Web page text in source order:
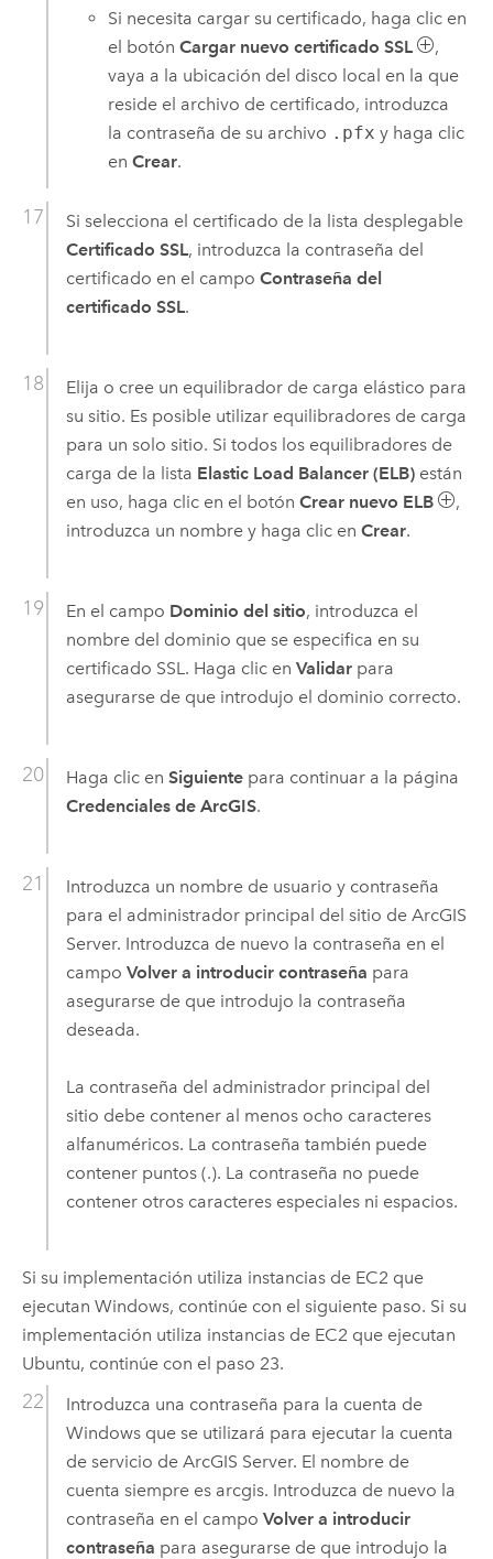
Si necesita cargar su certificado, haga clic en
el botónCargar nuevo certificado SSL
,
vaya a la ubicación del disco local en la que
reside el archivo de certificado, introduzca
la contraseña de su archivo .pfx y haga clic
enCrear.
Si selecciona el certificado de la lista desplegable
Certificado SSL, introduzca la contraseña del
certificado en el campo Contraseña del
certificado SSL.
Elija o cree un equilibrador de carga elástico para
su sitio. Es posible utilizar equilibradores de carga
para un solo sitio. Si todos los equilibradores de
carga de la lista Elastic Load Balancer (ELB)están
en uso, haga clic en el botón Crear nuevo ELB
,
introduzca un nombre y haga clic en Crear.
En el campo Dominio del sitio, introduzca el
nombre del dominio que se especifica en su
certificado SSL. Haga clic en Validarpara
asegurarse de que introdujo el dominio correcto.
Haga clic en Siguientepara continuar a la página
Credenciales de ArcGIS.
Introduzca un nombre de usuario y contraseña
para el administrador principal del sitio de ArcGIS
Server. Introduzca de nuevo la contraseña en el
campo Volver a introducir contraseña para
asegurarse de que introdujo la contraseña
deseada.
La contraseña del administrador principal del
sitio debe contener al menos ocho caracteres
alfanuméricos. La contraseña también puede
contener puntos (.). La contraseña no puede
contener otros caracteres especiales ni espacios.
Si su implementación utiliza instancias de EC2 que
ejecutan Windows, continúe con el siguiente paso. Si su
implementación utiliza instancias de EC2 que ejecutan
Ubuntu, continúe con el paso 23.
Introduzca una contraseña para la cuenta de
Windowsque se utilizará para ejecutar la cuenta
de servicio de ArcGIS Server. El nombre de
cuenta siempre es arcgis. Introduzca de nuevo la
contraseña en el campo Volver a introducir
contraseña para asegurarse de que introdujo la